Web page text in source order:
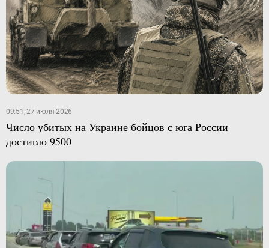
09:51, 27 июля 2026
Число убитых на Украине бойцов с юга России
достигло 9500